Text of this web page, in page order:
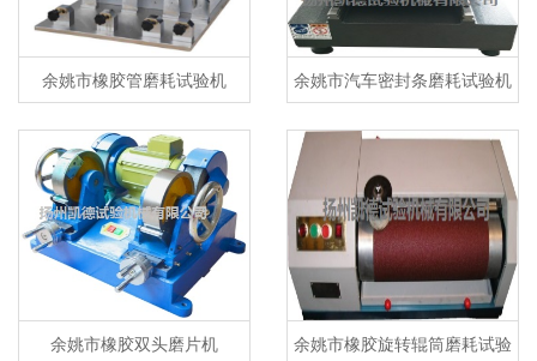
余姚市橡胶管磨耗试验机 余姚市汽车密封条磨耗试验机
余姚市橡胶双头磨片机 余姚市橡胶旋转辊筒磨耗试验